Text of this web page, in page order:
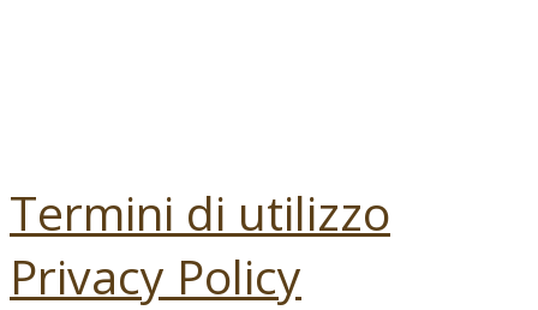
Termini di utilizzo
Privacy Policy